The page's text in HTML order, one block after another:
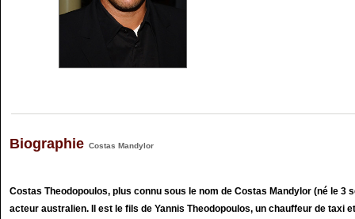
Biographie Costas Mandylor
Costas Theodopoulos, plus connu sous le nom de Costas Mandylor (né le 3
acteur australien. Il est le fils de Yannis Theodopoulos, un chauffeur de taxi